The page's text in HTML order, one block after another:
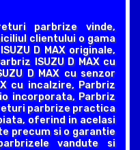
parbrize vinde,
clientului o gama
D MAX originale,
ISUZU D MAX cu
D MAX cu senzor
cu incalzire, Parbriz
incorporata, Parbriz
parbrize practica
oferind in acelasi
precum si o garantie
vandute si